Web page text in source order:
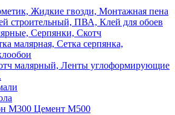
Жидкие гвозди, Монтажная пена
строительный, ПВА, Клей для обоев
Серпянки, Скотч
малярная, Сетка серпянка,
малярный, Ленты углоформирующие
М300 Цемент М500